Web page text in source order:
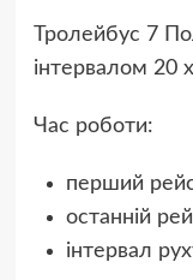
Тролейбус 7
інтервалом 20
Час роботи:
перший
останній
інтервал